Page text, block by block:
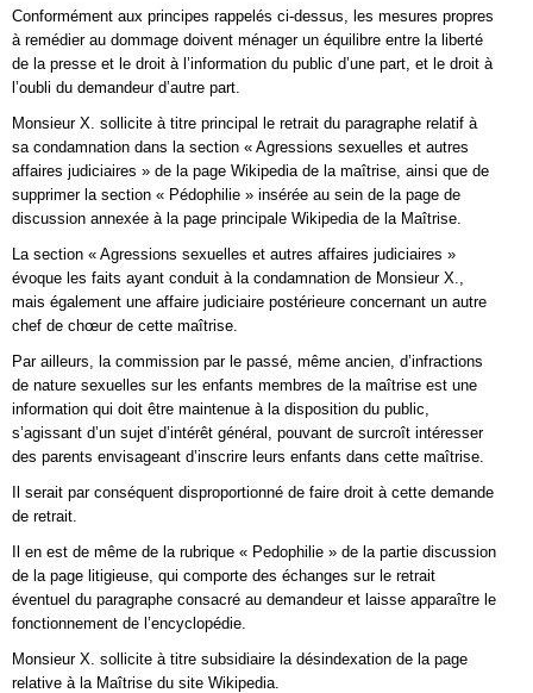
Conformément aux principes rappelés ci-dessus, les mesures propres
à remédier au dommage doivent ménager un équilibre entre la liberté
de la presse et le droit à l’information du public d’une part, et le droit à
l’oubli du demandeur d’autre part.
Monsieur X. sollicite à titre principal le retrait du paragraphe relatif à
sa condamnation dans la section « Agressions sexuelles et autres
affaires judiciaires » de la page Wikipedia de la maîtrise, ainsi que de
supprimer la section « Pédophilie » insérée au sein de la page de
discussion annexée à la page principale Wikipedia de la Maîtrise.
La section « Agressions sexuelles et autres affaires judiciaires »
évoque les faits ayant conduit à la condamnation de Monsieur X.,
mais également une affaire judiciaire postérieure concernant un autre
chef de chœur de cette maîtrise.
Par ailleurs, la commission par le passé, même ancien, d’infractions
de nature sexuelles sur les enfants membres de la maîtrise est une
information qui doit être maintenue à la disposition du public,
s’agissant d’un sujet d’intérêt général, pouvant de surcroît intéresser
des parents envisageant d’inscrire leurs enfants dans cette maîtrise.
Il serait par conséquent disproportionné de faire droit à cette demande
de retrait.
Il en est de même de la rubrique « Pedophilie » de la partie discussion
de la page litigieuse, qui comporte des échanges sur le retrait
éventuel du paragraphe consacré au demandeur et laisse apparaître le
fonctionnement de l’encyclopédie.
Monsieur X. sollicite à titre subsidiaire la désindexation de la page
relative à la Maîtrise du site Wikipedia.